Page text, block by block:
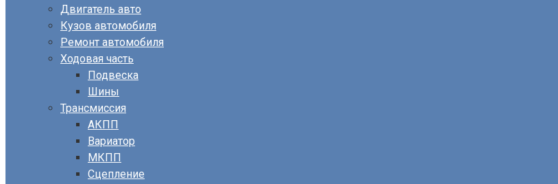
Двигатель авто
Кузов автомобиля
Ремонт автомобиля
Ходовая часть
Подвеска
Шины
Трансмиссия
АКПП
Вариатор
МКПП
Сцепление